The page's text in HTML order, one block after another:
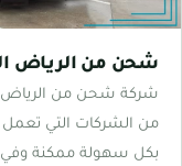
شحن من الرياض
شركة شحن من الرياض
من الشركات التي
بكل سهولة ممكنة